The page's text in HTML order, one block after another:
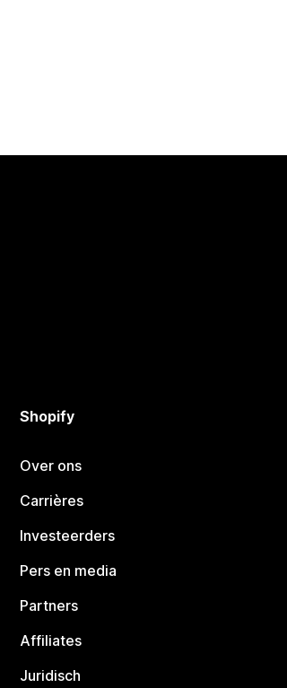
Shopify
Over ons
Carrières
Investeerders
Pers en media
Partners
Affiliates
Juridisch